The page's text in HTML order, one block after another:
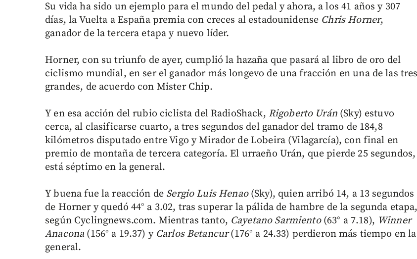
Su vida ha sido un ejemplo para el mundo del pedal y ahora, a los 41 años y 307
días, la Vuelta a España premia con creces al estadounidense Chris Horner,
ganador de la tercera etapa y nuevo líder.
Horner, con su triunfo de ayer, cumplió la hazaña que pasará al libro de oro del
ciclismo mundial, en ser el ganador más longevo de una fracción en una de las tres
grandes, de acuerdo con Mister Chip.
Y en esa acción del rubio ciclista del RadioShack, Rigoberto Urán (Sky) estuvo
cerca, al clasificarse cuarto, a tres segundos del ganador del tramo de 184,8
kilómetros disputado entre Vigo y Mirador de Lobeira (Vilagarcía), con final en
premio de montaña de tercera categoría. El urraeño Urán, que pierde 25 segundos,
está séptimo en la general.
Y buena fue la reacción de Sergio Luis Henao(Sky), quien arribó 14, a 13 segundos
de Horner y quedó 44° a 3.02, tras superar la pálida de hambre de la segunda etapa,
según Cyclingnews.com. Mientras tanto, Cayetano Sarmiento (63° a 7.18), Winner
Anacona (156° a 19.37) y Carlos Betancur(176° a 24.33) perdieron más tiempo en la
general.